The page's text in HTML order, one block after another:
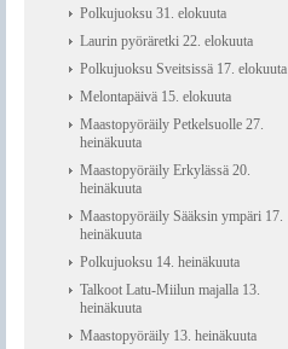
Polkujuoksu 31. elokuuta
Laurin pyöräretki 22. elokuuta
Polkujuoksu Sveitsissä 17. elokuuta
Melontapäivä 15. elokuuta
Maastopyöräily Petkelsuolle 27.
heinäkuuta
Maastopyöräily Erkylässä 20.
heinäkuuta
Maastopyöräily Sääksin ympäri 17.
heinäkuuta
Polkujuoksu 14. heinäkuuta
Talkoot Latu-Miilun majalla 13.
heinäkuuta
Maastopyöräily 13. heinäkuuta